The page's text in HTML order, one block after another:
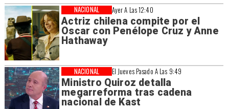
Ayer A Las 12:40
Actriz chilena compite por el
Oscar con Penélope Cruz y Anne
Hathaway
NACIONAL
El Jueves Pasado A Las 9:49
Ministro Quiroz detalla
megarreforma tras cadena
nacional de Kast
NACIONAL